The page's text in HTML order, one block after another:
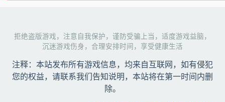
拒绝盗版游戏，注意自我保护，谨防受骗上当，适度游戏益脑，
沉迷游戏伤身，合理安排时间，享受健康生活
注释：本站发布所有游戏信息，均来自互联网，如有侵犯
您的权益，请联系我们告知说明，本站将在第一时间内删
除。